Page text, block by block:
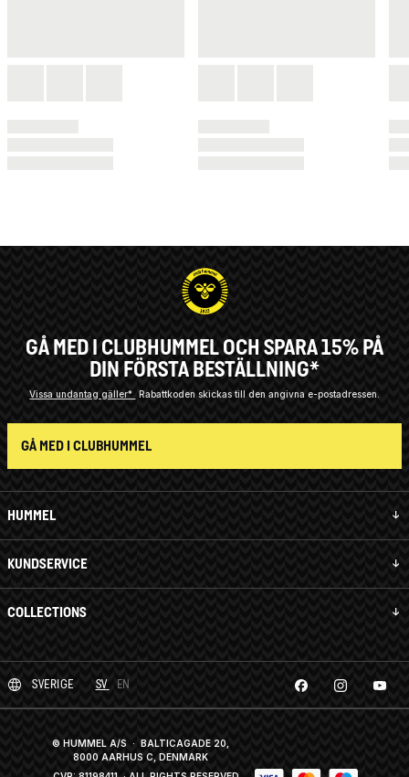
HUMMEL
KUNDSERVICE
COLLECTIONS
GÅ MED I CLUBHUMMEL OCH SPARA 15% PÅ
DIN FÖRSTA BESTÄLLNING*
Vissa undantag gäller* Rabattkoden skickas till den angivna e-postadressen.
GÅ MED I CLUBHUMMEL
SVERIGE SV EN
© HUMMEL A/S · BALTICAGADE 20,
8000 AARHUS C, DENMARK